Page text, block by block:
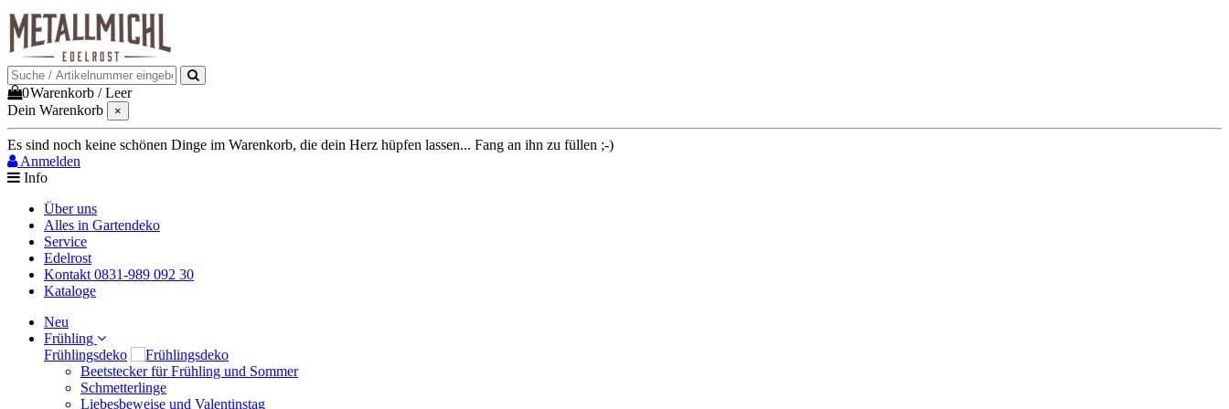
0Warenkorb /Leer
Dein Warenkorb
×
Es sind noch keine schönen Dinge im Warenkorb, die dein Herz hüpfen lassen... Fang an ihn zu füllen ;-)
Anmelden
Info
Über uns
Alles in Gartendeko
Service
Edelrost
Kontakt 0831-989 092 30
Kataloge
Neu
Frühling
Frühlingsdeko
Beetstecker für Frühling und Sommer
Schmetterlinge
Liebesbeweise und Valentinstag